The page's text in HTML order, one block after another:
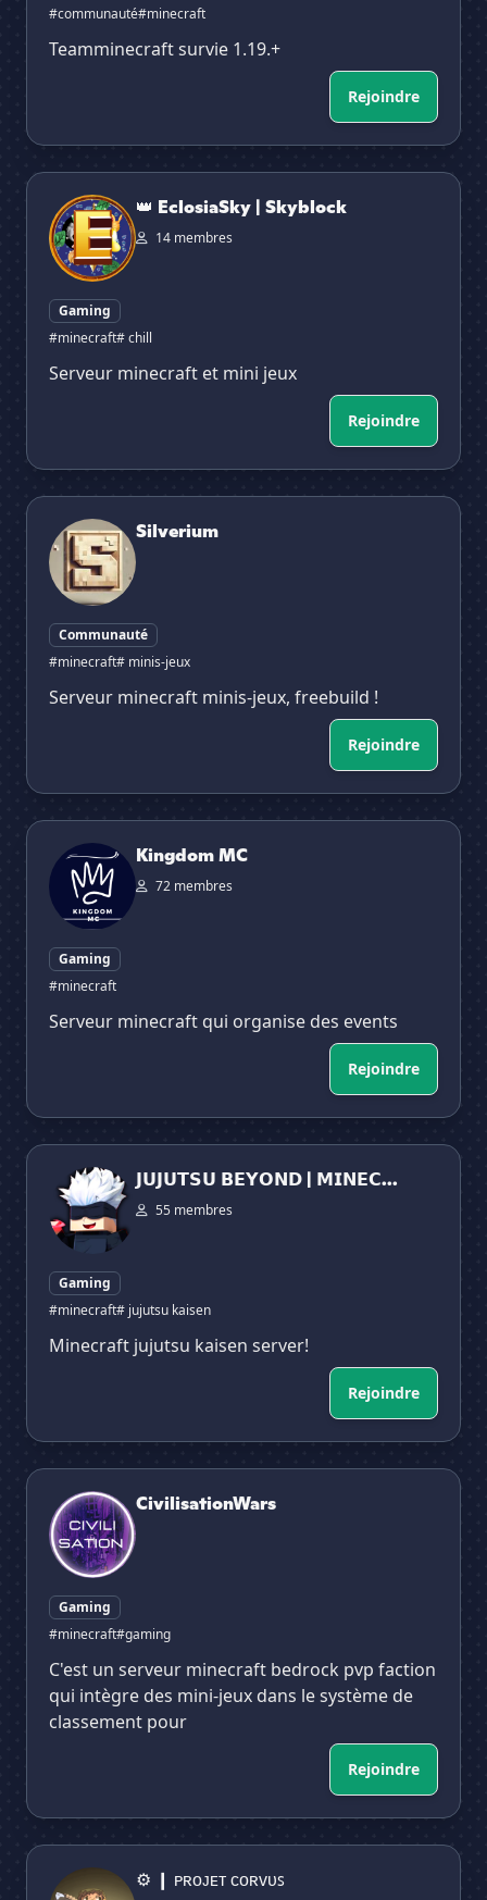
#communauté#minecraft
Teamminecraft survie 1.19.+
Rejoindre
👑 EclosiaSky | Skyblock
👑 EclosiaSky | Skyblock
14 membres
Gaming
#minecraft# chill
Serveur minecraft et mini jeux
Rejoindre
Silverium
Silverium
Communauté
#minecraft# minis-jeux
Serveur minecraft minis-jeux, freebuild !
Rejoindre
Kingdom MC
Kingdom MC
72 membres
Gaming
#minecraft
Serveur minecraft qui organise des events
Rejoindre
𝗝𝗨𝗝𝗨𝗧𝗦𝗨 𝗕𝗘𝗬𝗢𝗡𝗗 | 𝗠𝗜𝗡𝗘𝗖𝗥𝗔𝗙𝗧 𝗥𝗣𝗚 𝗦𝗘𝗥𝗩𝗘𝗥
𝗝𝗨𝗝𝗨𝗧𝗦𝗨 𝗕𝗘𝗬𝗢𝗡𝗗 | 𝗠𝗜𝗡𝗘𝗖...
55 membres
Gaming
#minecraft# jujutsu kaisen
Minecraft jujutsu kaisen server!
Rejoindre
CivilisationWars
CivilisationWars
Gaming
#minecraft#gaming
C'est un serveur minecraft bedrock pvp faction
qui intègre des mini-jeux dans le système de
classement pour
Rejoindre
⚙ ❙ ᴘʀᴏᴊᴇᴛ ᴄᴏʀᴠᴜꜱ
⚙ ❙ ᴘʀᴏᴊᴇᴛ ᴄᴏʀᴠᴜꜱ